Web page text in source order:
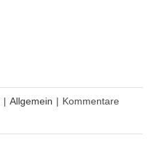
| Allgemein | Kommentare